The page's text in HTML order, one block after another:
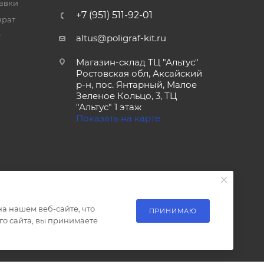
+7 (951) 511-92-01
altus@poligraf-kit.ru
Магазин-склад ТЦ "Альтус"
Ростовская обл, Аксайский
р-н, пос. Янтарный, Малое
Зеленое Кольцо, 3, ТЦ
"Альтус" 1 этаж
Показать на карте
нашем веб-сайте, что
сайта, вы принимаете
ПРИНИМАЮ